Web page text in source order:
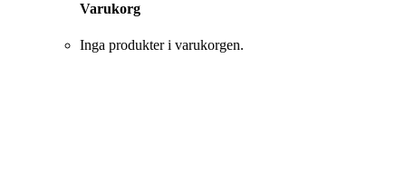
Varukorg
Inga produkter i varukorgen.